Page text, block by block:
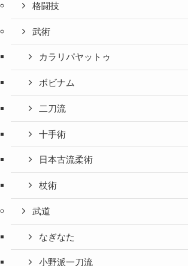
格闘技
武術
カラリパヤットゥ
ボビナム
二刀流
十手術
日本古流柔術
杖術
武道
なぎなた
小野派一刀流